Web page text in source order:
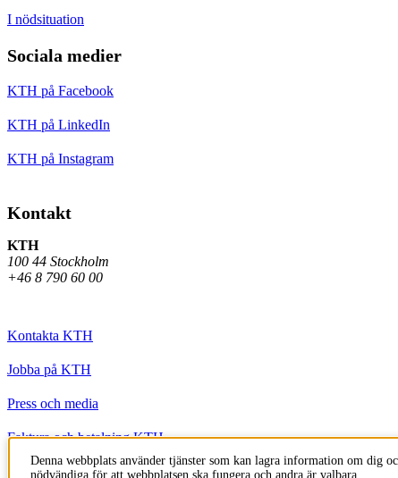
I nödsituation
Sociala medier
KTH på Facebook
KTH på LinkedIn
KTH på Instagram
Kontakt
KTH
100 44 Stockholm
+46 8 790 60 00
Kontakta KTH
Jobba på KTH
Press och media
Faktura och betalning KTH
Om KTH:s webbplatser
Denna webbplats använder tjänster som kan lagra information om dig
nödvändiga för att webbplatsen ska fungera och andra är valbara.